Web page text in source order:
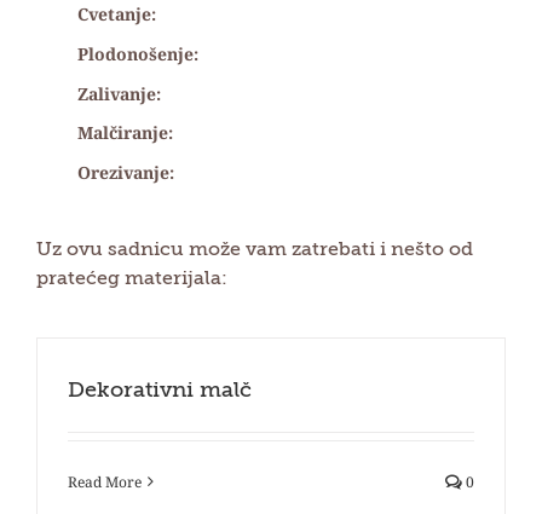
Cvetanje:
Plodonošenje:
Zalivanje:
Malčiranje:
Orezivanje:
Uz ovu sadnicu može vam zatrebati i nešto od
pratećeg materijala:
Dekorativni malč
Read More 0